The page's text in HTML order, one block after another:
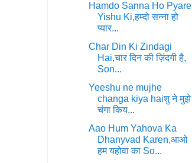
Hamdo Sanna Ho Pyare
Yishu Ki,हम्दो सन्ना हो
प्यार...
Char Din Ki Zindagi
Hai,चार दिन की ज़िंदगी है,
Son...
Yeeshu ne mujhe
changa kiya haiशु ने मुझे
चंगा किय...
Aao Hum Yahova Ka
Dhanyvad Karen,आओ
हम यहोवा का So...